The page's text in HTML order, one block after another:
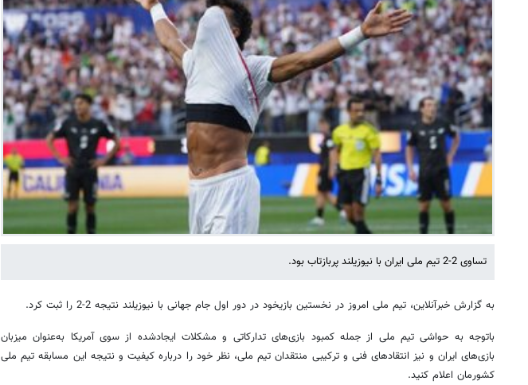
تساوی 2-2 تیم ملی ایران با نیوزیلند پربازتاب بود.
به گزارش خبرآنلاین، تیم ملی امروز در نخستین بازیخود در دور اول جام جهانی با نیوزیلند نتیجه 2-2 را ثبت کرد.
باتوجه به حواشی تیم ملی از جمله کمبود بازی‌های تدارکاتی و مشکلات ایجادشده از سوی آمریکا به‌عنوان میزبان
بازی‌های ایران و نیز انتقادهای فنی و ترکیبی منتقدان تیم ملی، نظر خود را درباره کیفیت و نتیجه این مسابقه تیم ملی
کشورمان اعلام کنید.